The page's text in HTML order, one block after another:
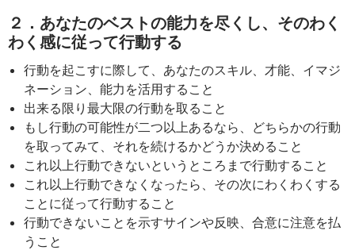
２．あなたのベストの能力を尽くし、そのわく
わく感に従って行動する
行動を起こすに際して、あなたのスキル、才能、イマジ
ネーション、能力を活用すること
出来る限り最大限の行動を取ること
もし行動の可能性が二つ以上あるなら、どちらかの行動
を取ってみて、それを続けるかどうか決めること
これ以上行動できないというところまで行動すること
これ以上行動できなくなったら、その次にわくわくする
ことに従って行動すること
行動できないことを示すサインや反映、合意に注意を払
うこと